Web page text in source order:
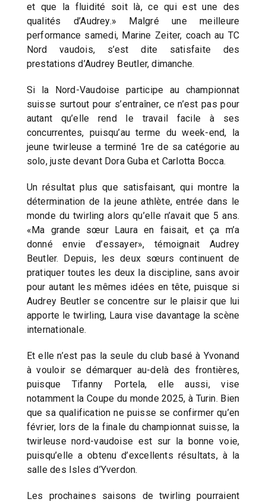
et que la fluidité soit là, ce qui est une des
qualités d’Audrey.» Malgré une meilleure
performance samedi, Marine Zeiter, coach au TC
Nord vaudois, s’est dite satisfaite des
prestations d’Audrey Beutler, dimanche.
Si la Nord-Vaudoise participe au championnat
suisse surtout pour s’entraîner, ce n’est pas pour
autant qu’elle rend le travail facile à ses
concurrentes, puisqu’au terme du week-end, la
jeune twirleuse a terminé 1re de sa catégorie au
solo, juste devant Dora Guba et Carlotta Bocca.
Un résultat plus que satisfaisant, qui montre la
détermination de la jeune athlète, entrée dans le
monde du twirling alors qu’elle n’avait que 5 ans.
«Ma grande sœur Laura en faisait, et ça m’a
donné envie d’essayer», témoignait Audrey
Beutler. Depuis, les deux sœurs continuent de
pratiquer toutes les deux la discipline, sans avoir
pour autant les mêmes idées en tête, puisque si
Audrey Beutler se concentre sur le plaisir que lui
apporte le twirling, Laura vise davantage la scène
internationale.
Et elle n’est pas la seule du club basé à Yvonand
à vouloir se démarquer au-delà des frontières,
puisque Tifanny Portela, elle aussi, vise
notamment la Coupe du monde 2025, à Turin. Bien
que sa qualification ne puisse se confirmer qu’en
février, lors de la finale du championnat suisse, la
twirleuse nord-vaudoise est sur la bonne voie,
puisqu’elle a obtenu d’excellents résultats, à la
salle des Isles d’Yverdon.
Les prochaines saisons de twirling pourraient